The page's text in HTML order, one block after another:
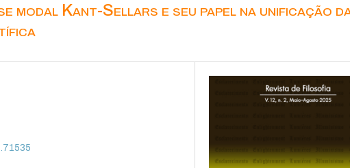
modal Kant-Sellars e seu papel na unificação